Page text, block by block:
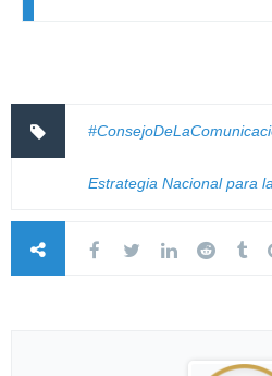
Estrategia Nacional para